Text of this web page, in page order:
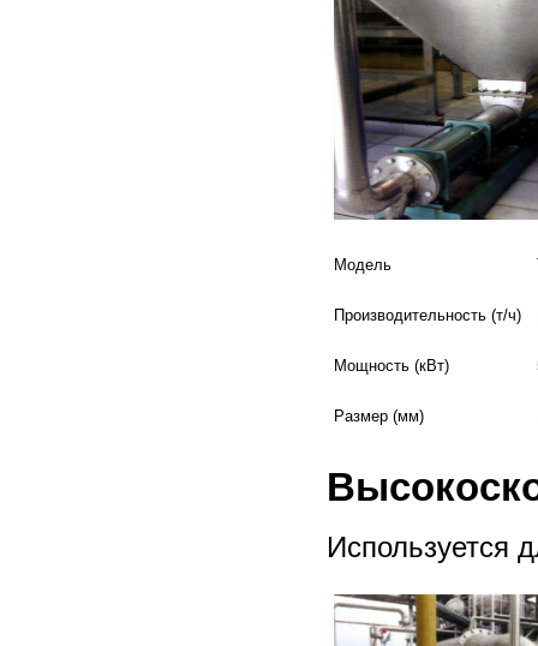
Модель
Производительность (т/ч)
Мощность (кВт)
Размер (мм)
Используется